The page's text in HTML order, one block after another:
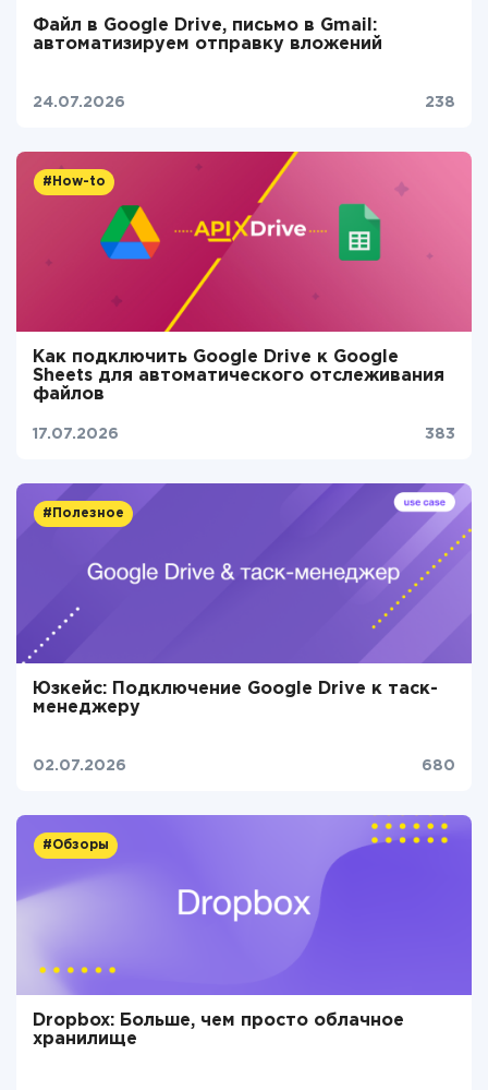
Файл в Google Drive, письмо в Gmail:
автоматизируем отправку вложений
24.07.2026 238
#How-to
Как подключить Google Drive к Google
Sheets для автоматического отслеживания
файлов
17.07.2026 383
#Полезное
Юзкейс: Подключение Google Drive к таск-
менеджеру
02.07.2026 680
#Обзоры
Dropbox: Больше, чем просто облачное
хранилище